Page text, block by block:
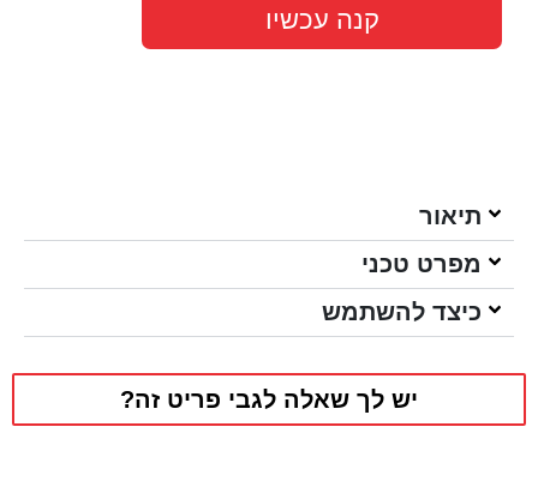
קנה עכשיו
תיאור
מפרט טכני
כיצד להשתמש
יש לך שאלה לגבי פריט זה?